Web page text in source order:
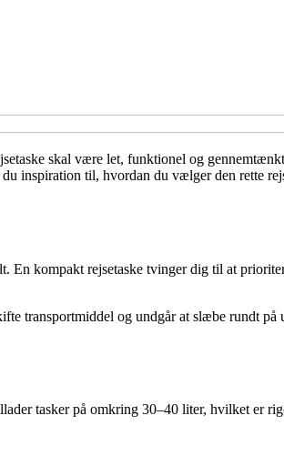
skal være let, funktionel og
inspiration til, hvordan du vælger den rette
kompakt rejsetaske tvinger dig til at
transportmiddel og undgår at slæbe rundt
tasker på omkring 30–40 liter, hvilket er